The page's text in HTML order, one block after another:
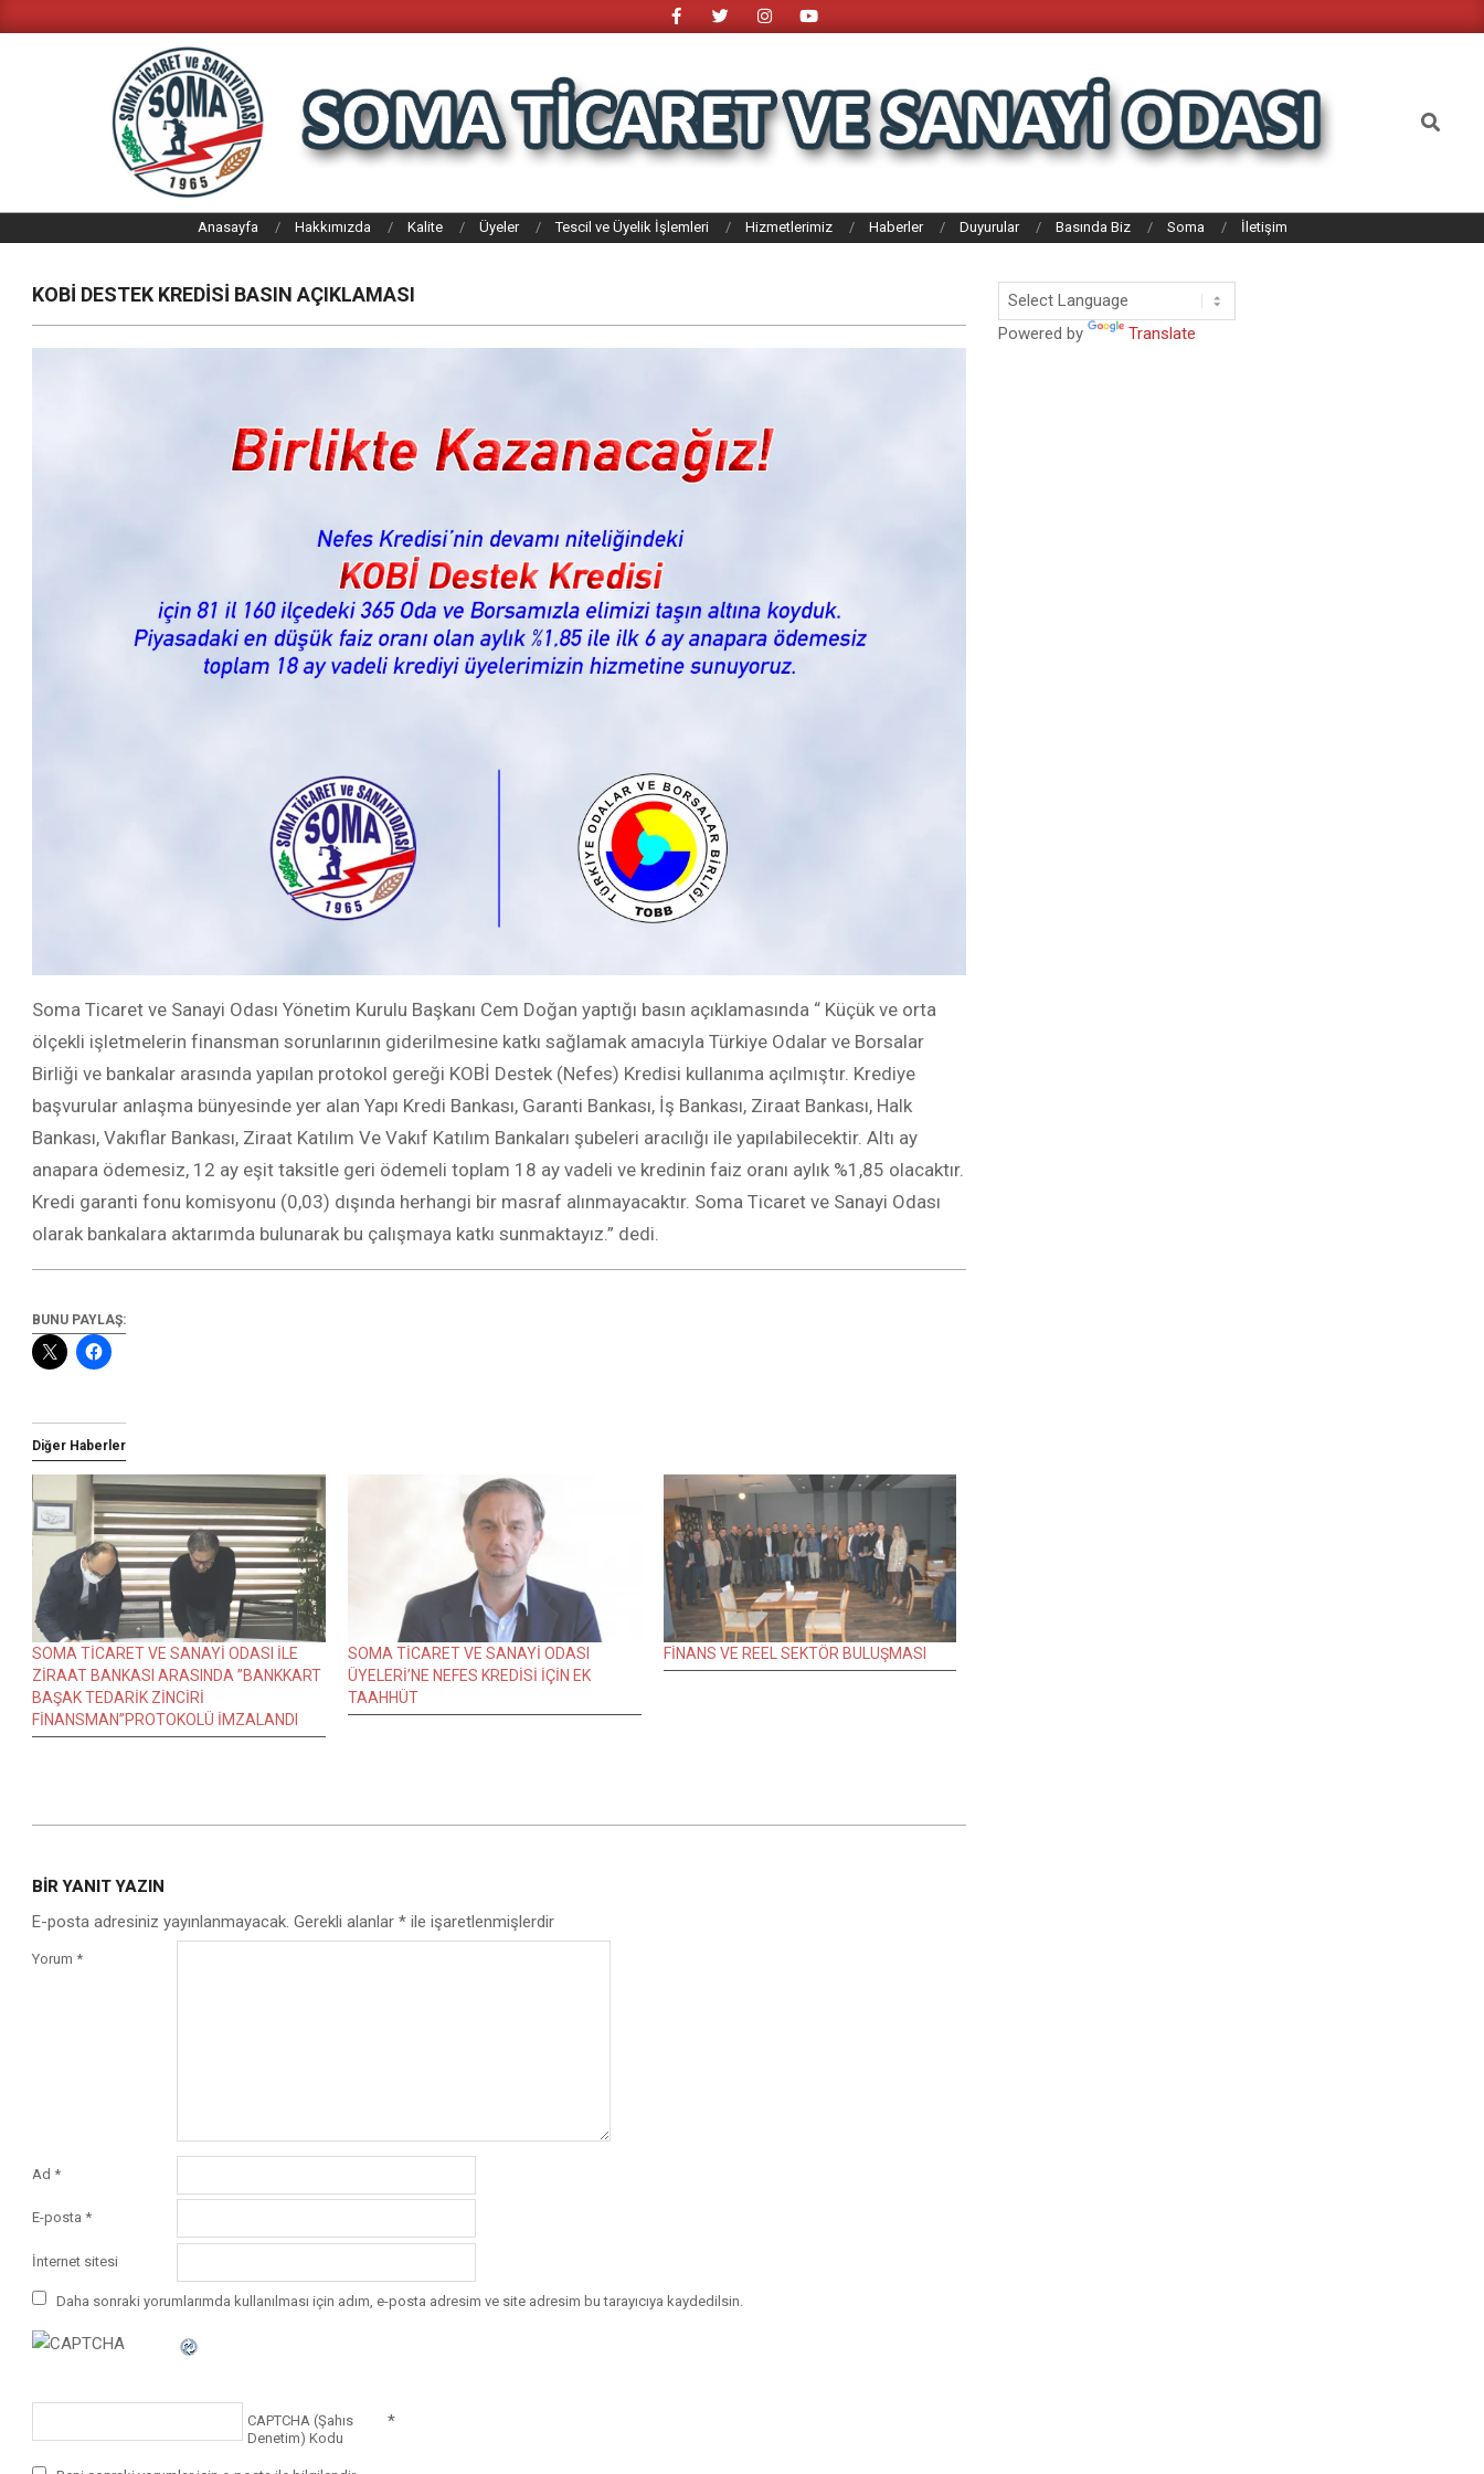
to
SOMA
TICARET
VE
SANAYI
Search
Anasayfa Hakkımızda Kalite Üyeler Tescil ve Üyelik İşlemleri Hizmetlerimiz Haberler Duyurular Basında Biz Soma İletişim
KOBİ DESTEK KREDİSİ BASIN AÇIKLAMASI
Soma Ticaret ve Sanayi Odası Yönetim Kurulu Başkanı Cem Doğan yaptığı basın açıklamasında “ Küçük ve orta
ölçekli işletmelerin finansman sorunlarının giderilmesine katkı sağlamak amacıyla Türkiye Odalar ve Borsalar
Birliği ve bankalar arasında yapılan protokol gereği KOBİ Destek (Nefes) Kredisi kullanıma açılmıştır. Krediye
başvurular anlaşma bünyesinde yer alan Yapı Kredi Bankası, Garanti Bankası, İş Bankası, Ziraat Bankası, Halk
Bankası, Vakıflar Bankası, Ziraat Katılım Ve Vakıf Katılım Bankaları şubeleri aracılığı ile yapılabilecektir. Altı ay
anapara ödemesiz, 12 ay eşit taksitle geri ödemeli toplam 18 ay vadeli ve kredinin faiz oranı aylık %1,85 olacaktır.
Kredi garanti fonu komisyonu (0,03) dışında herhangi bir masraf alınmayacaktır. Soma Ticaret ve Sanayi Odası
olarak bankalara aktarımda bulunarak bu çalışmaya katkı sunmaktayız.” dedi.
BUNU PAYLAŞ:
Diğer Haberler
SOMA TİCARET VE SANAYİ ODASI İLE
ZİRAAT BANKASI ARASINDA ”BANKKART
BAŞAK TEDARİK ZİNCİRİ
FİNANSMAN”PROTOKOLÜ İMZALANDI
SOMA TİCARET VE SANAYİ ODASI
ÜYELERİ’NE NEFES KREDİSİ İÇİN EK
TAAHHÜT
FİNANS VE REEL SEKTÖR BULUŞMASI
26
BIR YANIT YAZIN
E-posta adresiniz yayınlanmayacak. Gerekli alanlar * ile işaretlenmişlerdir
Yorum *
Ad *
E-posta *
İnternet sitesi
Daha sonraki yorumlarımda kullanılması için adım, e-posta adresim ve site adresim bu tarayıcıya kaydedilsin.
CAPTCHA (Şahıs
Denetim) Kodu
*
Powered by Translate